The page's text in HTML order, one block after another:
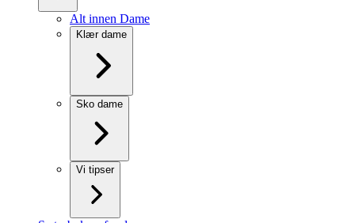
Alt innen Dame
Klær dame
Sko dame
Vi tipser